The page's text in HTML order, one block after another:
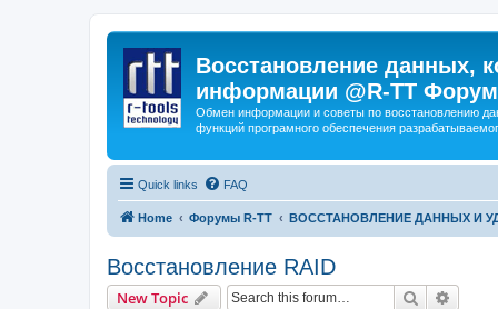
Восстановление данных,
информации @R-TT Форум
Обмен информации и советы по восстановлению
функций програмного обеспечения
Quick links FAQ
Home Форумы R-TT ВОССТАНОВЛЕНИЕ ДАННЫХ И
Восстановление RAID
New Topic Search